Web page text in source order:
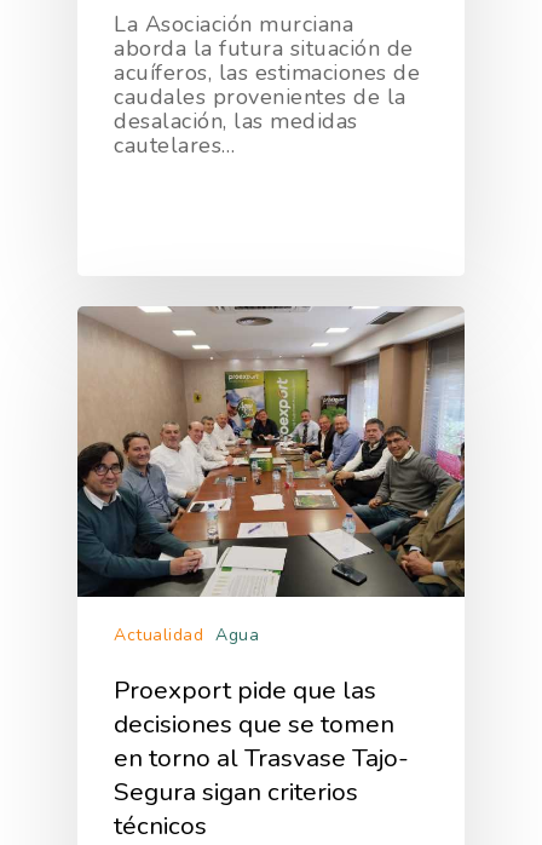
La Asociación murciana
aborda la futura situación de
acuíferos, las estimaciones de
caudales provenientes de la
desalación, las medidas
cautelares…
Actualidad Agua
Proexport pide que las
decisiones que se tomen
en torno al Trasvase Tajo-
Segura sigan criterios
técnicos